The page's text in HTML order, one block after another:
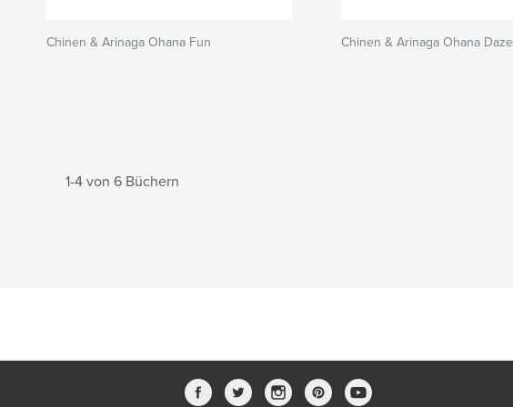
Chinen & Arinaga Ohana Fun Chinen & Arinaga Ohana Daze
1-4 von 6 Büchern